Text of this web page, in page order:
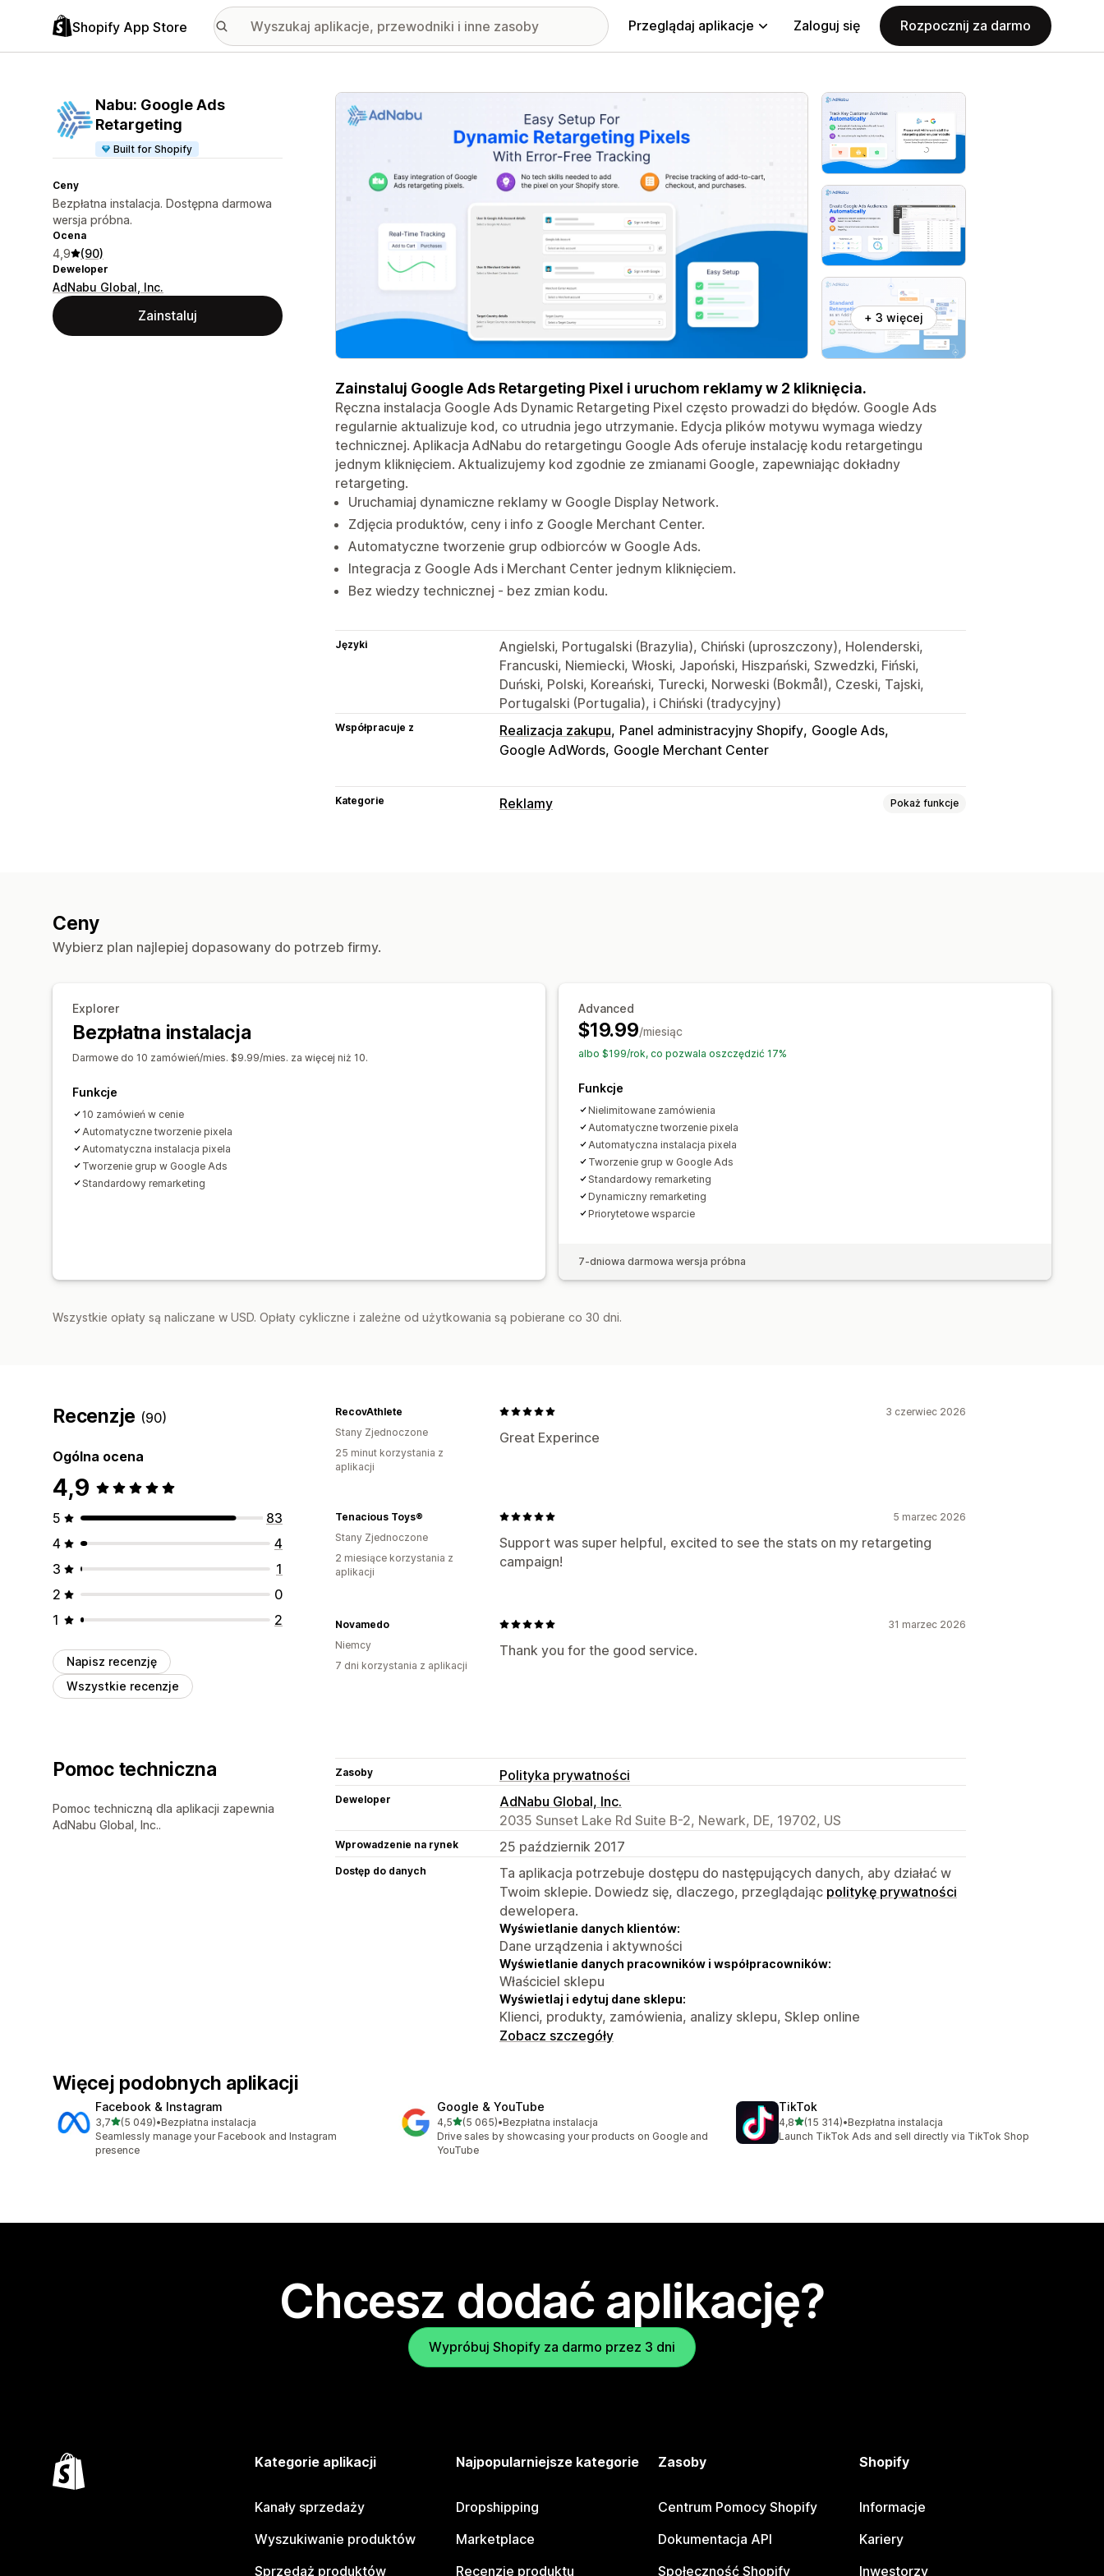
Shopify App Store Przeglądaj aplikacje Zaloguj się Rozpocznij za darmo
Nabu: Google Ads
Retargeting
Built for Shopify
Ceny
Bezpłatna instalacja. Dostępna darmowa
wersja próbna.
Ocena
4,9 (90)
Deweloper
AdNabu Global, Inc.
Zainstaluj
Wyróżnione obrazy w galerii
+ 3 więcej
Zainstaluj Google Ads Retargeting Pixel i uruchom reklamy w 2 kliknięcia.
Ręczna instalacja Google Ads Dynamic Retargeting Pixel często prowadzi do błędów. Google Ads
regularnie aktualizuje kod, co utrudnia jego utrzymanie. Edycja plików motywu wymaga wiedzy
technicznej. Aplikacja AdNabu do retargetingu Google Ads oferuje instalację kodu retargetingu
jednym kliknięciem. Aktualizujemy kod zgodnie ze zmianami Google, zapewniając dokładny
retargeting.
Uruchamiaj dynamiczne reklamy w Google Display Network.
Zdjęcia produktów, ceny i info z Google Merchant Center.
Automatyczne tworzenie grup odbiorców w Google Ads.
Integracja z Google Ads i Merchant Center jednym kliknięciem.
Bez wiedzy technicznej - bez zmian kodu.
Języki
Angielski, Portugalski (Brazylia), Chiński (uproszczony), Holenderski,
Francuski, Niemiecki, Włoski, Japoński, Hiszpański, Szwedzki, Fiński,
Duński, Polski, Koreański, Turecki, Norweski (Bokmål), Czeski, Tajski,
Portugalski (Portugalia), i Chiński (tradycyjny)
Współpracuje z Realizacja zakupu Panel administracyjny Shopify Google Ads
Google AdWords Google Merchant Center
Kategorie Reklamy Pokaż funkcje
Ceny
Wybierz plan najlepiej dopasowany do potrzeb firmy.
Explorer
Bezpłatna instalacja
Darmowe do 10 zamówień/mies. $9.99/mies. za więcej niż 10.
Funkcje
10 zamówień w cenie
Automatyczne tworzenie pixela
Automatyczna instalacja pixela
Tworzenie grup w Google Ads
Standardowy remarketing
Advanced
$19.99/miesiąc
albo $199/rok, co pozwala oszczędzić 17%
Funkcje
Nielimitowane zamówienia
Automatyczne tworzenie pixela
Automatyczna instalacja pixela
Tworzenie grup w Google Ads
Standardowy remarketing
Dynamiczny remarketing
Priorytetowe wsparcie
7-dniowa darmowa wersja próbna
Wszystkie opłaty są naliczane w USD. Opłaty cykliczne i zależne od użytkowania są pobierane co 30 dni.
Recenzje (90)
Ogólna ocena
4,9
5
83
4
4
3
1
2
0
1
2
Napisz recenzję
Wszystkie recenzje
3 czerwiec 2026
Great Experince
RecovAthlete
Stany Zjednoczone
25 minut korzystania z
aplikacji
5 marzec 2026
Support was super helpful, excited to see the stats on my retargeting
campaign!
Tenacious Toys®
Stany Zjednoczone
2 miesiące korzystania z
aplikacji
31 marzec 2026
Thank you for the good service.
Novamedo
Niemcy
7 dni korzystania z aplikacji
Pomoc techniczna
Pomoc techniczną dla aplikacji zapewnia
AdNabu Global, Inc..
Zasoby Polityka prywatności
Deweloper
AdNabu Global, Inc.
2035 Sunset Lake Rd Suite B-2, Newark, DE, 19702, US
Wprowadzenie na rynek 25 październik 2017
Dostęp do danych
Ta aplikacja potrzebuje dostępu do następujących danych, aby działać w
Twoim sklepie. Dowiedz się, dlaczego, przeglądając politykę prywatności
dewelopera.
Wyświetlanie danych klientów:
Dane urządzenia i aktywności
Wyświetlanie danych pracowników i współpracowników:
Właściciel sklepu
Wyświetlaj i edytuj dane sklepu:
Klienci, produkty, zamówienia, analizy sklepu, Sklep online
Zobacz szczegóły
Więcej podobnych aplikacji
Facebook & Instagram
3,7na 5 gwiazdek
(5 049)
Łączna liczba recenzji: 5049
•Bezpłatna instalacja
Seamlessly manage your Facebook and Instagram
presence
Google & YouTube
4,5na 5 gwiazdek
(5 065)
Łączna liczba recenzji: 5065
•Bezpłatna instalacja
Drive sales by showcasing your products on Google and
YouTube
TikTok
4,8na 5 gwiazdek
(15 314)
Łączna liczba recenzji: 15314
•Bezpłatna instalacja
Launch TikTok Ads and sell directly via TikTok Shop
Chcesz dodać aplikację?
Wypróbuj Shopify za darmo przez 3 dni
Kategorie aplikacji
Kanały sprzedaży
Wyszukiwanie produktów
Sprzedaż produktów
Najpopularniejsze kategorie
Dropshipping
Marketplace
Recenzje produktu
Zasoby
Centrum Pomocy Shopify
Dokumentacja API
Społeczność Shopify
Shopify
Informacje
Kariery
Inwestorzy